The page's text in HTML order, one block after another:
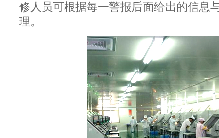
修人员可根据每一警报后面给出的信息
理。